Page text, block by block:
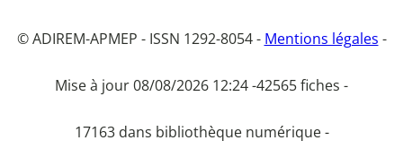
© ADIREM-APMEP - ISSN 1292-8054 - Mentions légales -
Mise à jour 08/08/2026 12:24 -42565 fiches -
17163 dans bibliothèque numérique -